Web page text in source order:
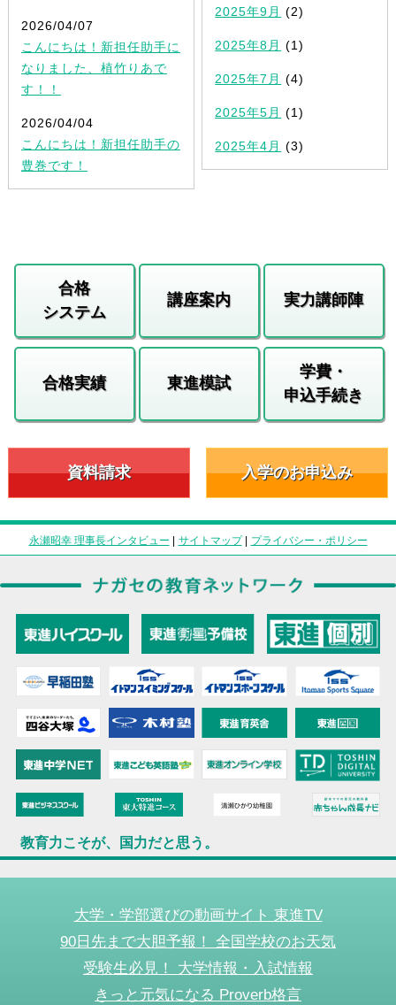
2026/04/07
こんにちは！新担任助手に
なりました、植竹りあで
す！！
2026/04/04
こんにちは！新担任助手の
豊巻です！
2025年9月 (2)
2025年8月 (1)
2025年7月 (4)
2025年5月 (1)
2025年4月 (3)
合格
システム
講座案内 実力講師陣
合格実績 東進模試
学費・
申込手続き
資料請求 入学のお申込み
永瀬昭幸 理事長インタビュー | サイトマップ| プライバシー・ポリシー
教育力こそが、国力だと思う。
大学・学部選びの動画サイト 東進TV
90日先まで大胆予報！ 全国学校のお天気
受験生必見！ 大学情報・入試情報
きっと元気になる Proverb格言